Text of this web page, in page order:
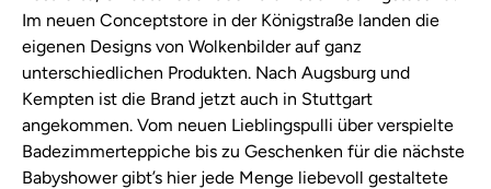
Im neuen Conceptstore in der Königstraße landen die
eigenen Designs von Wolkenbilder auf ganz
unterschiedlichen Produkten. Nach Augsburg und
Kempten ist die Brand jetzt auch in Stuttgart
angekommen. Vom neuen Lieblingspulli über verspielte
Badezimmerteppiche bis zu Geschenken für die nächste
Babyshower gibt’s hier jede Menge liebevoll gestaltete